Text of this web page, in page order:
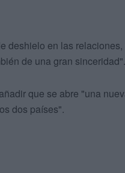
deshielo en las
de una gran sinceridad".
que se abre "una
dos países".